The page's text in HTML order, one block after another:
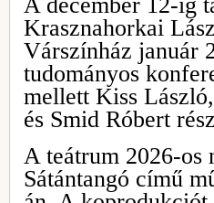
Krasznahorkai
Várszínház január
tudományos
mellett Kiss
és Smid Róbert
A teátrum 2026-os
Sátántangó című